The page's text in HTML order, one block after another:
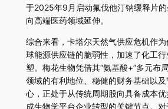
于2025年9月启动氟伐他汀钠缓释片的
向高端医药领域延伸。
综合来看，卡塔尔天然气供应危机作
球能源供应链的脆弱性，加速了化工
塑。梅花生物凭借其“氨基酸+”多元布
领域的有利地位、稳健的财务基础以
心，正处于从传统周期股向具备成本
成生物学平台企业转型的关键节点。